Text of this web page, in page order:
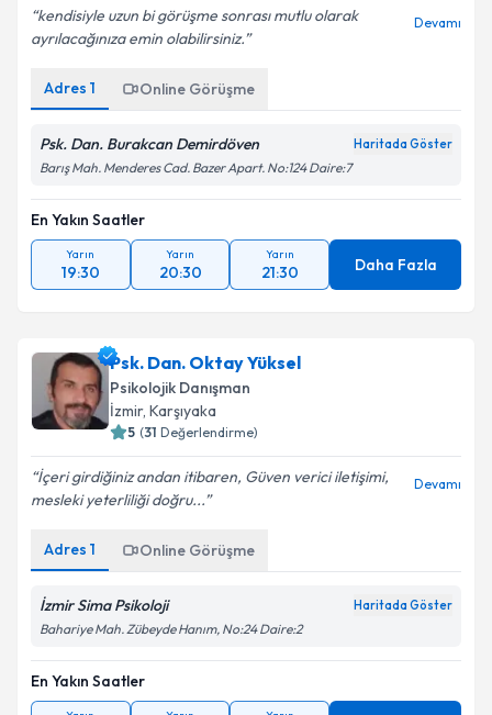
kendisiyle uzun bi görüşme sonrası mutlu olarak
ayrılacağınıza emin olabilirsiniz.
Devamı
Adres 1 Online Görüşme
Psk. Dan. Burakcan Demirdöven Haritada Göster
Barış Mah. Menderes Cad. Bazer Apart. No:124 Daire:7
En Yakın Saatler
Yarın
19:30
Yarın
20:30
Yarın
21:30 Daha Fazla
Psk. Dan. Oktay Yüksel
Psikolojik Danışman
İzmir, Karşıyaka
5 (31 Değerlendirme)
İçeri girdiğiniz andan itibaren, Güven verici iletişimi,
mesleki yeterliliği doğru...
Devamı
Adres 1 Online Görüşme
İzmir Sima Psikoloji Haritada Göster
Bahariye Mah. Zübeyde Hanım, No:24 Daire:2
En Yakın Saatler